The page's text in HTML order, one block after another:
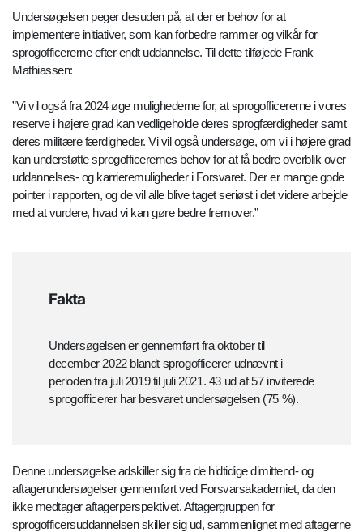
Undersøgelsen peger desuden på, at der er behov for at
implementere initiativer, som kan forbedre rammer og vilkår for
sprogofficererne efter endt uddannelse. Til dette tilføjede Frank
Mathiassen:
”Vi vil også fra 2024 øge mulighederne for, at sprogofficererne i vores
reserve i højere grad kan vedligeholde deres sprogfærdigheder samt
deres militære færdigheder. Vi vil også undersøge, om vi i højere grad
kan understøtte sprogofficerernes behov for at få bedre overblik over
uddannelses- og karrieremuligheder i Forsvaret. Der er mange gode
pointer i rapporten, og de vil alle blive taget seriøst i det videre arbejde
med at vurdere, hvad vi kan gøre bedre fremover.”
Fakta
Undersøgelsen er gennemført fra oktober til
december 2022 blandt sprogofficerer udnævnt i
perioden fra juli 2019 til juli 2021. 43 ud af 57 inviterede
sprogofficerer har besvaret undersøgelsen (75 %).
Denne undersøgelse adskiller sig fra de hidtidige dimittend- og
aftagerundersøgelser gennemført ved Forsvarsakademiet, da den
ikke medtager aftagerperspektivet. Aftagergruppen for
sprogofficersuddannelsen skiller sig ud, sammenlignet med aftagerne